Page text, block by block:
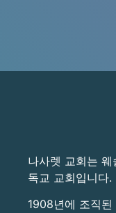
나사렛 교회는
독교 교회입니다.
1908년에 조직